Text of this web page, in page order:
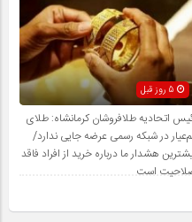
اتحادیه طلافروشان کرمانشاه: طلای
در شبکه رسمی عرضه جایی ندارد/
هشدار ما درباره خرید از افراد فاقد
است